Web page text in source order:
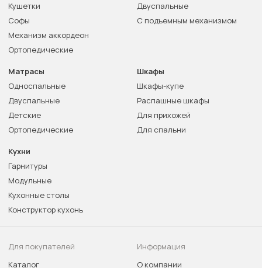
Кушетки
Софы
Механизм аккордеон
Ортопедические
Двуспальные
С подъемным механизмом
Матрасы
Односпальные
Двуспальные
Детские
Ортопедические
Шкафы
Шкафы-купе
Распашные шкафы
Для прихожей
Для спальни
Кухни
Гарнитуры
Модульные
Кухонные столы
Конструктор кухонь
Для покупателей
Каталог
Информация
О компании